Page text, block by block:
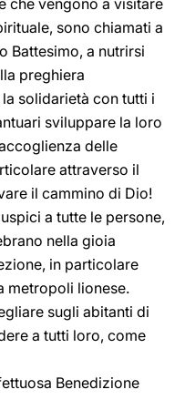
che vengono a visitare
sono chiamati a
Battesimo, a nutrirsi
preghiera
solidarietà con tutti i
sviluppare la loro
delle
attraverso il
il cammino di Dio!
a tutte le persone,
nella gioia
in particolare
metropoli lionese.
sugli abitanti di
a tutti loro, come
Benedizione